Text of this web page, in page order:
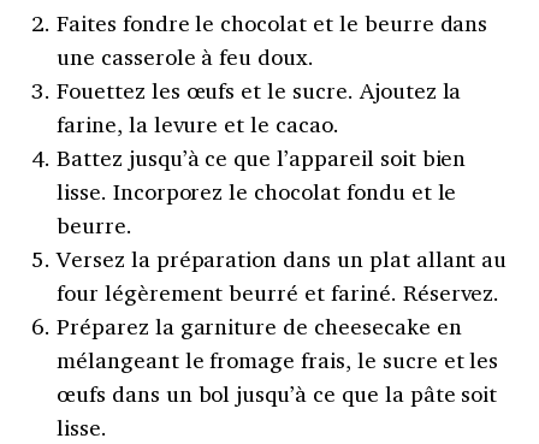
Faites fondre le chocolat et le beurre dans
une casserole à feu doux.
Fouettez les œufs et le sucre. Ajoutez la
farine, la levure et le cacao.
Battez jusqu’à ce que l’appareil soit bien
lisse. Incorporez le chocolat fondu et le
beurre.
Versez la préparation dans un plat allant au
four légèrement beurré et fariné. Réservez.
Préparez la garniture de cheesecake en
mélangeant le fromage frais, le sucre et les
œufs dans un bol jusqu’à ce que la pâte soit
lisse.